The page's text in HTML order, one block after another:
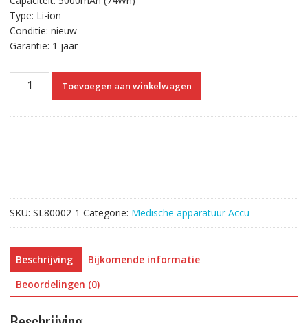
Type: Li-ion
Conditie: nieuw
Garantie: 1 jaar
Vervangende
Accu
Toevoegen aan winkelwagen
SKU: SL80002-1 Categorie: Medische apparatuur Accu
Beschrijving
Bijkomende informatie
Beoordelingen (0)